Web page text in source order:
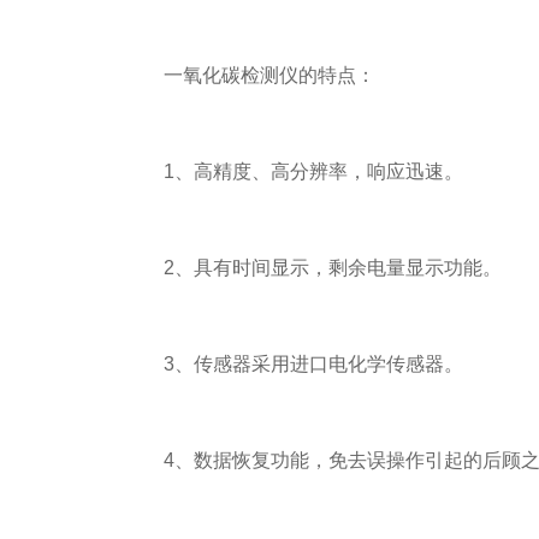
一氧化碳检测仪的特点：
1、高精度、高分辨率，响应迅速。
2、具有时间显示，剩余电量显示功能。
3、传感器采用进口电化学传感器。
4、数据恢复功能，免去误操作引起的后顾